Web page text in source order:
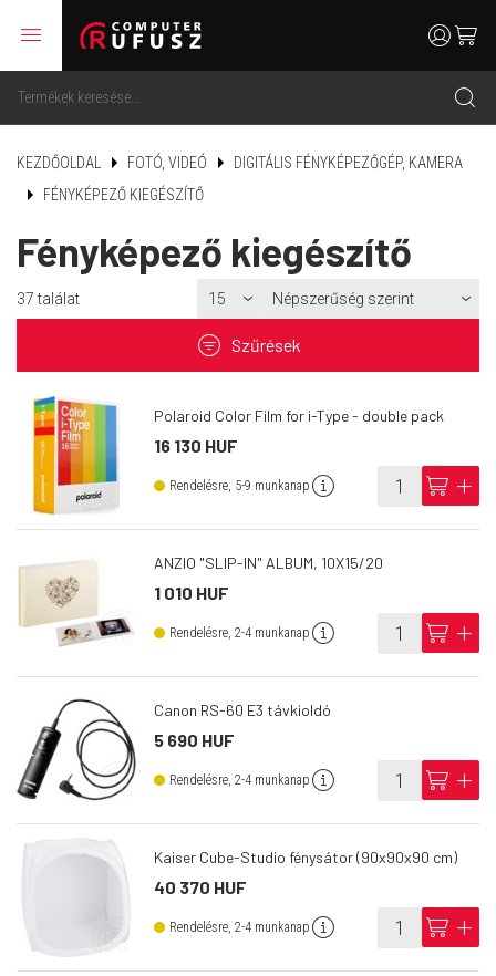
menu
search
usercart
KEZDŐOLDAL FOTÓ, VIDEÓ
DIGITÁLIS FÉNYKÉPEZŐGÉP, KAMERA
FÉNYKÉPEZŐ KIEGÉSZÍTŐ
Fényképező kiegészítő
37 találat
filter Szűrések
Polaroid Color Film for i-Type - double pack
16 130 HUF
Rendelésre, 5-9 munkanap info cart add
ANZIO "SLIP-IN" ALBUM, 10X15/20
1 010 HUF
Rendelésre, 2-4 munkanap info cart add
Canon RS-60 E3 távkioldó
5 690 HUF
Rendelésre, 2-4 munkanap info cart add
Kaiser Cube-Studio fénysátor (90x90x90 cm)
40 370 HUF
Rendelésre, 2-4 munkanap info cart add